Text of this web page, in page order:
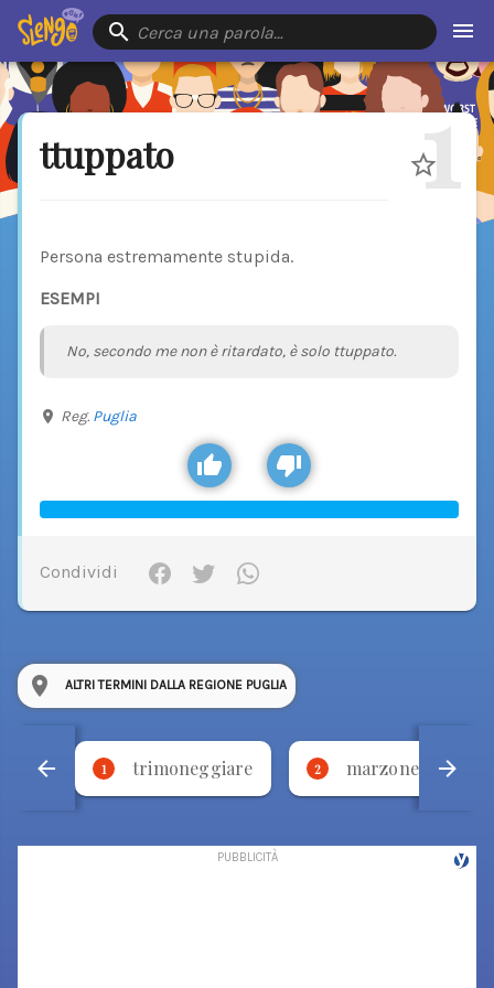
Cerca una parola…
ttuppato 1
Persona estremamente stupida.
ESEMPI
No, secondo me non è ritardato, è solo ttuppato.
Reg. Puglia
Condividi
ALTRI TERMINI DALLA REGIONE PUGLIA
1 trimoneggiare 2 marzone